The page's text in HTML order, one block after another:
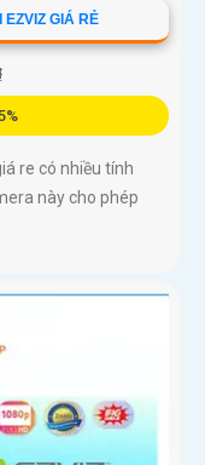
GIÁ RẺ
re có nhiều tính
này cho phép